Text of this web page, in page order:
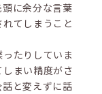
に余分な言葉
てしまうこと
たりしていま
まい精度がさ
と変えずに話